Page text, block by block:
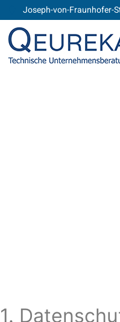
Joseph-von-Fraunhofer-
1.